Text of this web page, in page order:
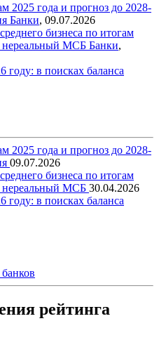
2025 года и прогноз до 2028-
Банки, 09.07.2026
бизнеса по итогам
нереальный МСБ Банки,
году: в поисках баланса
2025 года и прогноз до 2028-
09.07.2026
бизнеса по итогам
нереальный МСБ 30.04.2026
году: в поисках баланса
рейтинга